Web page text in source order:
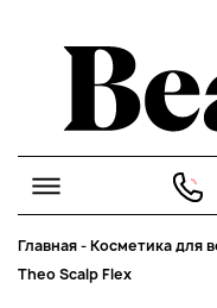
Главная-Косметика для
Theo Scalp Flex